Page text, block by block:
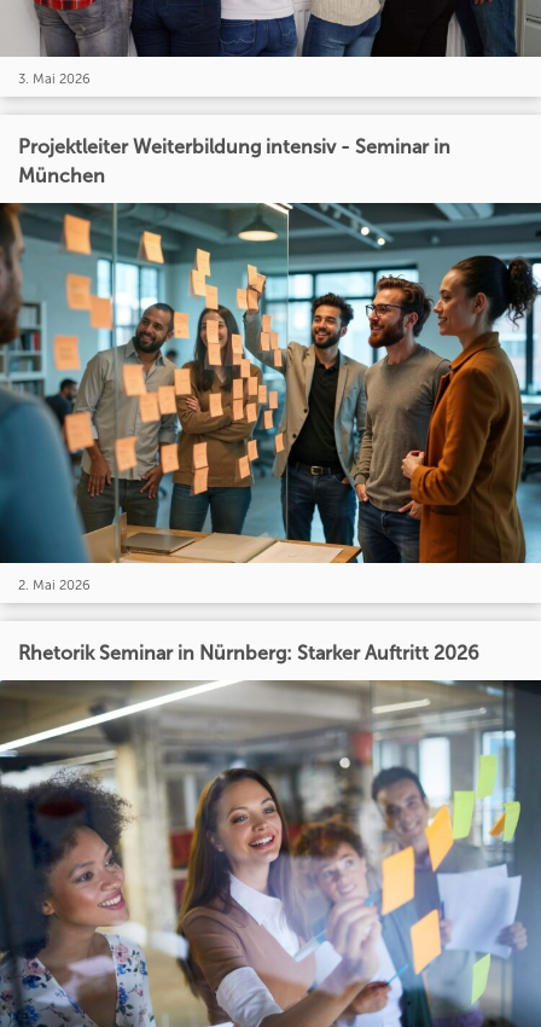
3. Mai 2026
Projektleiter Weiterbildung intensiv - Seminar in
München
2. Mai 2026
Rhetorik Seminar in Nürnberg: Starker Auftritt 2026